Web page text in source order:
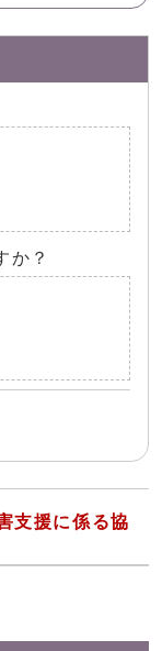
か？
支援に係る協